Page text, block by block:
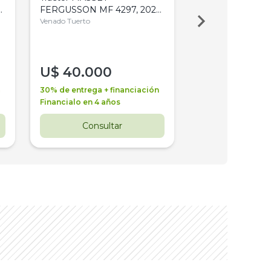
FERGUSSON MF 4297, 2020,
4WD, PATON
Venado Tuerto
U$ 40.000
30% de entrega + financiación
Financialo en 4 años
Consultar
Venado Tuerto